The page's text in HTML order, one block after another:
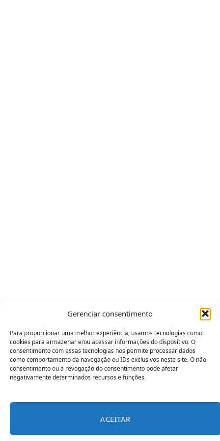
Gerenciar consentimento
Para proporcionar uma melhor experiência, usamos tecnologias como
cookies para armazenar e/ou acessar informações do dispositivo. O
consentimento com essas tecnologias nos permite processar dados
como comportamento da navegação ou IDs exclusivos neste site. O não
consentimento ou a revogação do consentimento pode afetar
negativamente determinados recursos e funções.
ACEITAR